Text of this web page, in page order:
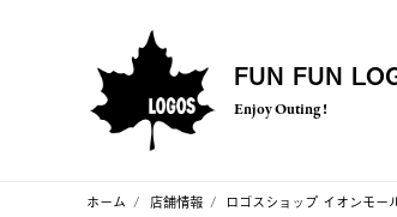
FUN FUN
Enjoy Outing !
ホーム 店舗情報 ロゴスショップ イオンモ